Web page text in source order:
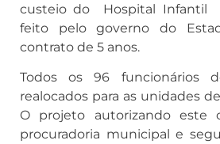
custeio do Hospital Infantil
feito pelo governo do
contrato de 5 anos.
Todos os 96 funcionários
realocados para as unidades
O projeto autorizando este
procuradoria municipal e